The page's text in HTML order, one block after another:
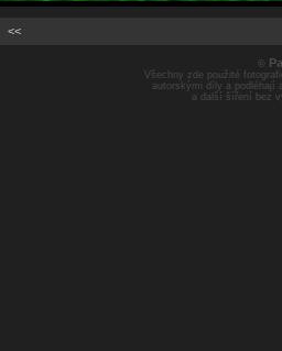
<<
©
Všechny zde použité
autorskými díly a podléhají
a další šíření bez